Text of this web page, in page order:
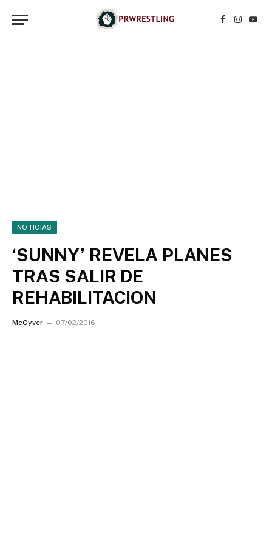
Facebook
NOTICIAS
‘SUNNY’ REVELA PLANES
TRAS SALIR DE
REHABILITACION
McGyver 07/02/2016